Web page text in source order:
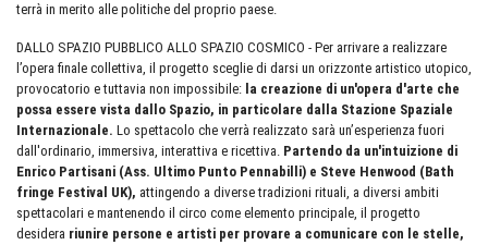
terrà in merito alle politiche del proprio paese.
DALLO SPAZIO PUBBLICO ALLO SPAZIO COSMICO - Per arrivare a realizzare
l’opera finale collettiva, il progetto sceglie di darsi un orizzonte artistico utopico,
provocatorio e tuttavia non impossibile: la creazione di un'opera d'arte che
possa essere vista dallo Spazio, in particolare dalla Stazione Spaziale
Internazionale. Lo spettacolo che verrà realizzato sarà un’esperienza fuori
dall'ordinario, immersiva, interattiva e ricettiva. Partendo da un'intuizione di
Enrico Partisani (Ass. Ultimo Punto Pennabilli) e Steve Henwood (Bath
fringe Festival UK), attingendo a diverse tradizioni rituali, a diversi ambiti
spettacolari e mantenendo il circo come elemento principale, il progetto
desidera riunire persone e artisti per provare a comunicare con le stelle,